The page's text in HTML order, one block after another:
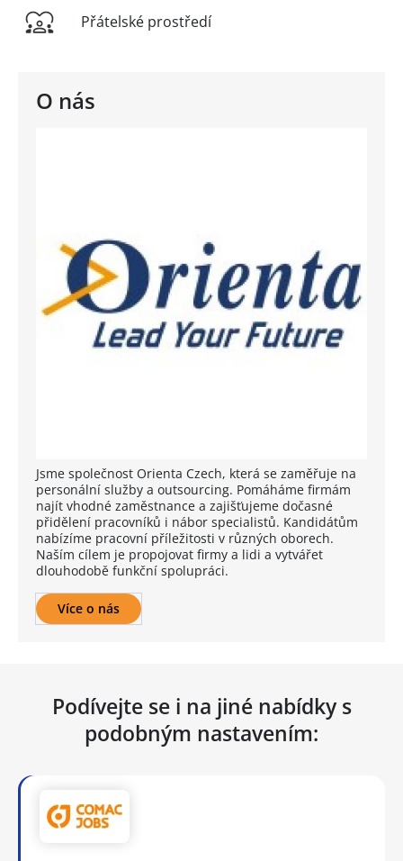
O nás
Jsme společnost Orienta Czech, která se zaměřuje na
personální služby a outsourcing. Pomáháme firmám
najít vhodné zaměstnance a zajišťujeme dočasné
přidělení pracovníků i nábor specialistů. Kandidátům
nabízíme pracovní příležitosti v různých oborech.
Naším cílem je propojovat firmy a lidi a vytvářet
dlouhodobě funkční spolupráci.
Více o nás
Přátelské prostředí
Podívejte se i na jiné nabídky s
podobným nastavením: